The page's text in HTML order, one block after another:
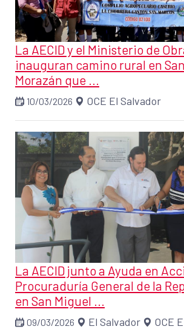
La AECID y el Ministerio de
inauguran camino rural en
Morazán que ...
10/03/2026 OCE El Salvador
La AECID junto a Ayuda en
Procuraduría General de la
en San Miguel ...
09/03/2026 El Salvador OCE